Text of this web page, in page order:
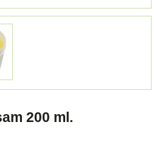
200 ml.